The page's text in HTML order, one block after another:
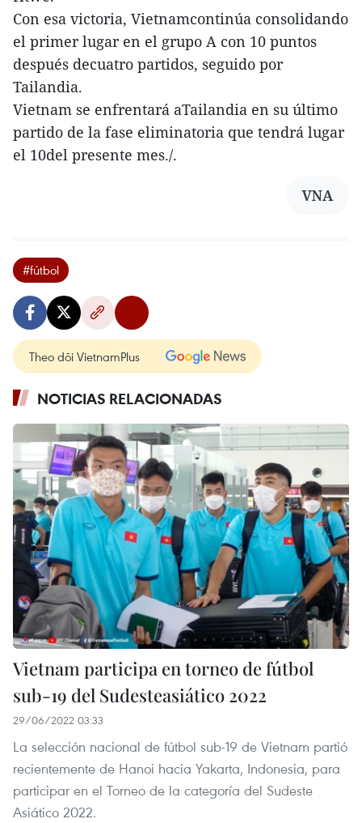
Con esa victoria, Vietnamcontinúa consolidando
el primer lugar en el grupo A con 10 puntos
después decuatro partidos, seguido por
Tailandia.
Vietnam se enfrentará aTailandia en su último
partido de la fase eliminatoria que tendrá lugar
el 10del presente mes./.
VNA
#fútbol
Theo dõi VietnamPlus
NOTICIAS RELACIONADAS
Vietnam participa en torneo de fútbol
sub-19 del Sudesteasiático 2022
29/06/2022 03:33
La selección nacional de fútbol sub-19 de Vietnam partió
recientemente de Hanoi hacia Yakarta, Indonesia, para
participar en el Torneo de la categoría del Sudeste
Asiático 2022.